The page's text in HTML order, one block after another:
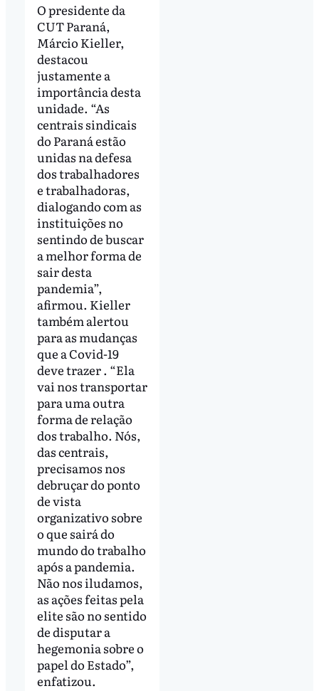
O presidente da
CUT Paraná,
Márcio Kieller,
destacou
justamente a
importância desta
unidade. “As
centrais sindicais
do Paraná estão
unidas na defesa
dos trabalhadores
e trabalhadoras,
dialogando com as
instituições no
sentindo de buscar
a melhor forma de
sair desta
pandemia”,
afirmou. Kieller
também alertou
para as mudanças
que a Covid-19
deve trazer . “Ela
vai nos transportar
para uma outra
forma de relação
dos trabalho. Nós,
das centrais,
precisamos nos
debruçar do ponto
de vista
organizativo sobre
o que sairá do
mundo do trabalho
após a pandemia.
Não nos iludamos,
as ações feitas pela
elite são no sentido
de disputar a
hegemonia sobre o
papel do Estado”,
enfatizou.